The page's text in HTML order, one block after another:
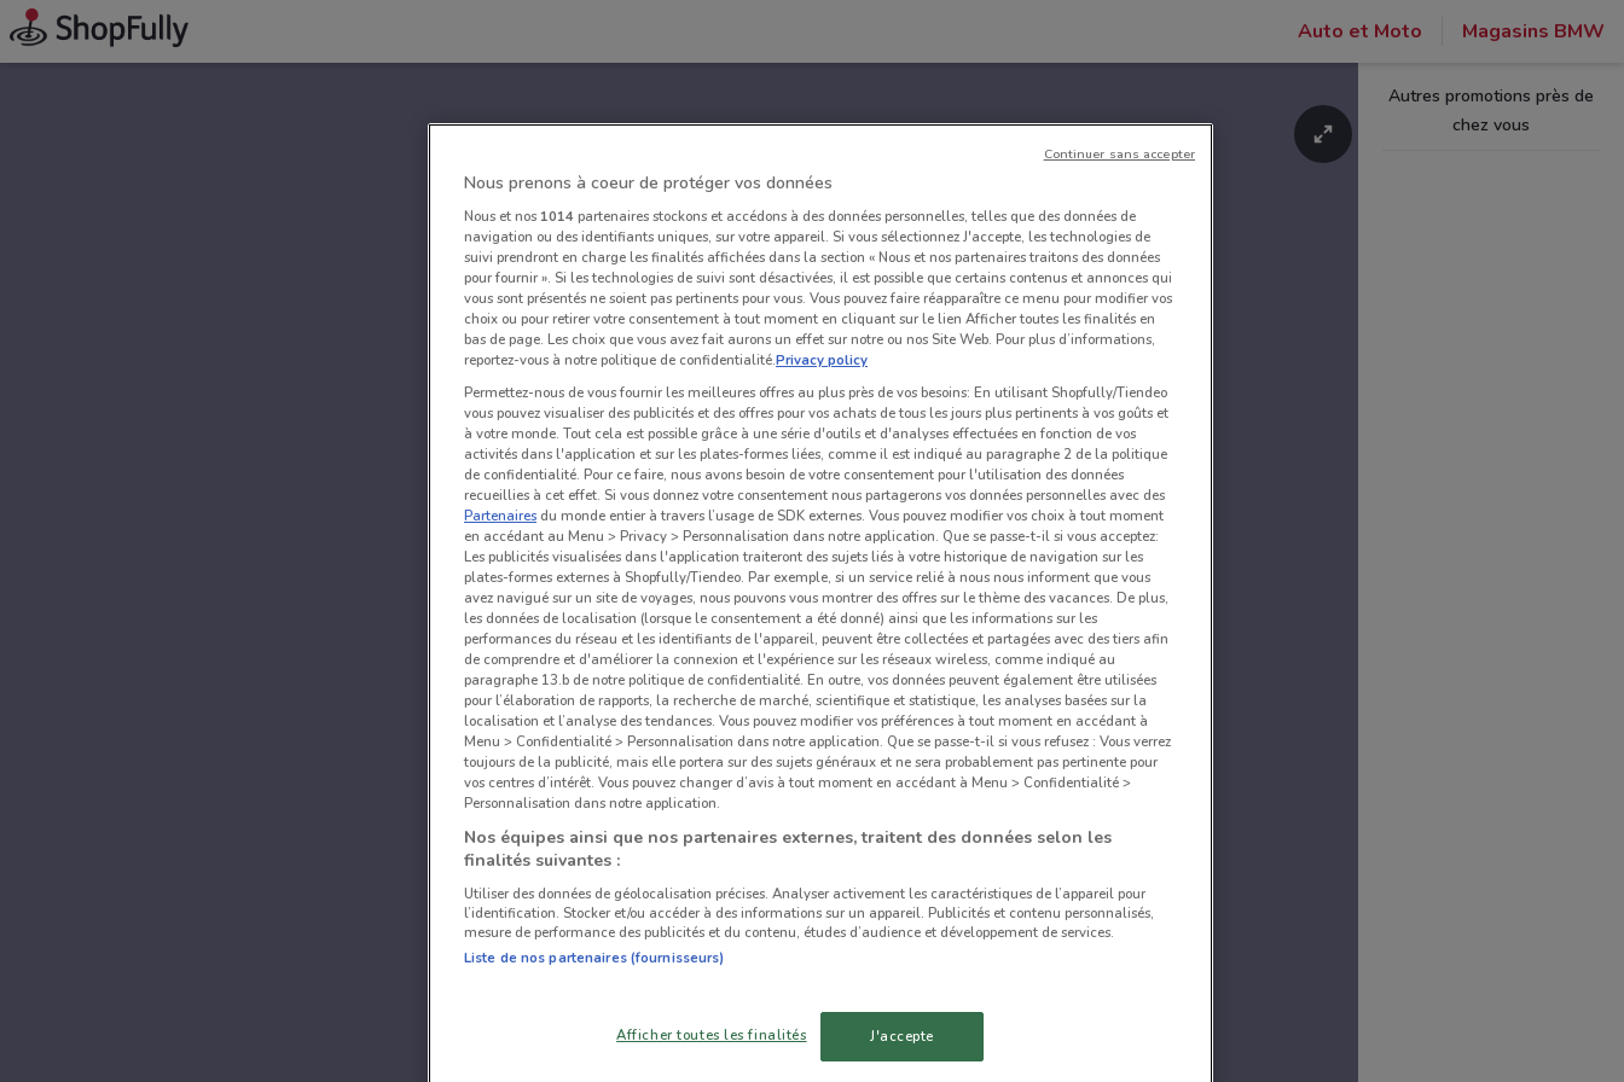
Auto et Moto Magasins BMW
Autres promotions près de
chez vous
Nous prenons à coeur de protéger vos données
Nous et nos 1014partenaires stockons et accédons à des données personnelles, telles que des données de
navigation ou des identifiants uniques, sur votre appareil. Si vous sélectionnez J'accepte, les technologies de
suivi prendront en charge les finalités affichées dans la section « Nous et nos partenaires traitons des données
pour fournir ». Si les technologies de suivi sont désactivées, il est possible que certains contenus et annonces qui
vous sont présentés ne soient pas pertinents pour vous. Vous pouvez faire réapparaître ce menu pour modifier vos
choix ou pour retirer votre consentement à tout moment en cliquant sur le lien Afficher toutes les finalités en
bas de page. Les choix que vous avez fait aurons un effet sur notre ou nos Site Web. Pour plus d’informations,
reportez-vous à notre politique de confidentialité.Privacy policy
Permettez-nous de vous fournir les meilleures offres au plus près de vos besoins: En utilisant Shopfully/Tiendeo
vous pouvez visualiser des publicités et des offres pour vos achats de tous les jours plus pertinents à vos goûts et
à votre monde. Tout cela est possible grâce à une série d'outils et d'analyses effectuées en fonction de vos
activités dans l'application et sur les plates-formes liées, comme il est indiqué au paragraphe 2 de la politique
de confidentialité. Pour ce faire, nous avons besoin de votre consentement pour l'utilisation des données
recueillies à cet effet. Si vous donnez votre consentement nous partagerons vos données personnelles avec des
Partenaires du monde entier à travers l’usage de SDK externes. Vous pouvez modifier vos choix à tout moment
en accédant au Menu > Privacy > Personnalisation dans notre application. Que se passe-t-il si vous acceptez:
Les publicités visualisées dans l'application traiteront des sujets liés à votre historique de navigation sur les
plates-formes externes à Shopfully/Tiendeo. Par exemple, si un service relié à nous nous informent que vous
avez navigué sur un site de voyages, nous pouvons vous montrer des offres sur le thème des vacances. De plus,
les données de localisation (lorsque le consentement a été donné) ainsi que les informations sur les
performances du réseau et les identifiants de l'appareil, peuvent être collectées et partagées avec des tiers afin
de comprendre et d'améliorer la connexion et l'expérience sur les réseaux wireless, comme indiqué au
paragraphe 13.b de notre politique de confidentialité. En outre, vos données peuvent également être utilisées
pour l’élaboration de rapports, la recherche de marché, scientifique et statistique, les analyses basées sur la
localisation et l’analyse des tendances. Vous pouvez modifier vos préférences à tout moment en accédant à
Menu > Confidentialité > Personnalisation dans notre application. Que se passe-t-il si vous refusez : Vous verrez
toujours de la publicité, mais elle portera sur des sujets généraux et ne sera probablement pas pertinente pour
vos centres d’intérêt. Vous pouvez changer d’avis à tout moment en accédant à Menu > Confidentialité >
Personnalisation dans notre application.
Nos équipes ainsi que nos partenaires externes, traitent des données selon les
finalités suivantes :
Utiliser des données de géolocalisation précises. Analyser activement les caractéristiques de l’appareil pour
l’identification. Stocker et/ou accéder à des informations sur un appareil. Publicités et contenu personnalisés,
mesure de performance des publicités et du contenu, études d’audience et développement de services.
Liste de nos partenaires (fournisseurs)
Afficher toutes les finalités J'accepte
Continuer sans accepter